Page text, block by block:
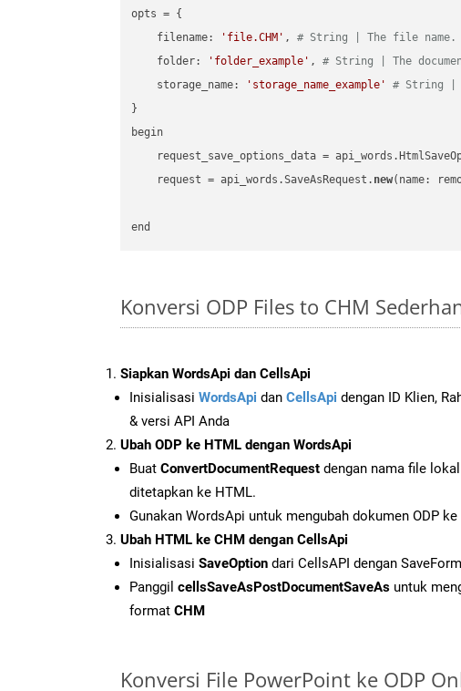
opts = {
    filename:
'file.CHM' , # String | The file name.
    folder:
'folder_example' , # String | The
    storage_name:
'storage_name_example'
# String |
}
begin
request_save_options_data =
    request = api_words.SaveAsRequest.
new(name:
Konversi ODP Files to CHM
Siapkan WordsApi dan CellsApi
Inisialisasi WordsApi dan CellsApi dengan ID Klien,
& versi API Anda
Ubah ODP ke HTML dengan WordsApi
Buat ConvertDocumentRequest dengan nama file
ditetapkan ke HTML.
Gunakan WordsApi untuk mengubah dokumen ODP ke
Ubah HTML ke CHM dengan CellsApi
Inisialisasi SaveOption dari CellsAPI dengan
Panggil cellsSaveAsPostDocumentSaveAs untuk
format CHM
Konversi File PowerPoint ke ODP